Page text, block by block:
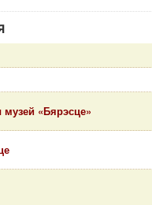
музей «Бярэсце»